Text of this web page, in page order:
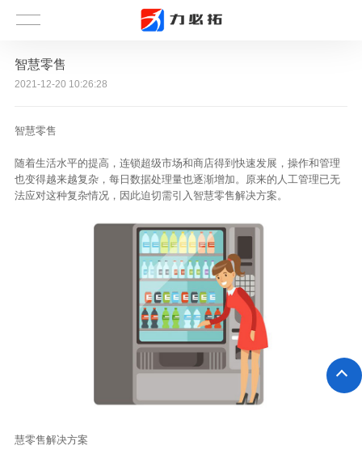
智慧零售
2021-12-20 10:26:28
智慧零售
随着生活水平的提高，连锁超级市场和商店得到快速发展，操作和管理
也变得越来越复杂，每日数据处理量也逐渐增加。原来的人工管理已无
法应对这种复杂情况，因此迫切需引入智慧零售解决方案。
慧零售解决方案